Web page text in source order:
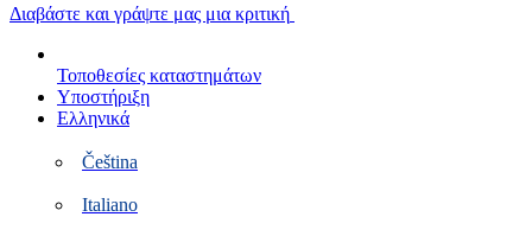
Μετάβαση
περιεχόμενο
Διαβάστε και γράψτε μας μια κριτική
Τοποθεσίες καταστημάτων
Υποστήριξη
Ελληνικά
Čeština
Italiano